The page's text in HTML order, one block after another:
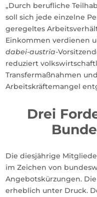
„Durch berufliche
soll sich jede einzelne
geregeltes
Einkommen verdienen
dabei-austria-
reduziert
Transfermaßnahmen
Arbeitskräftemangel
Drei
Die diesjährige
im Zeichen von
Angebotskürzungen.
erheblich unter Druck.